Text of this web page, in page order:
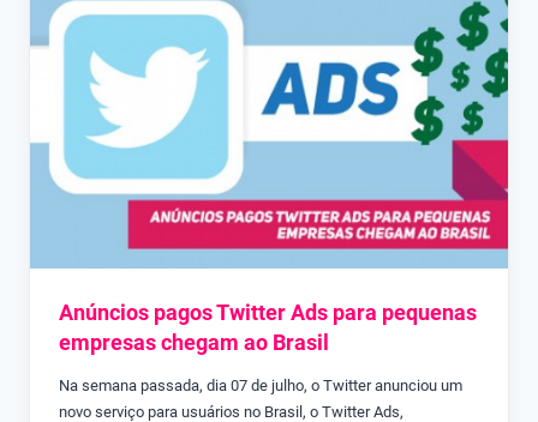
Anúncios pagos Twitter Ads para pequenas
empresas chegam ao Brasil
Na semana passada, dia 07 de julho, o Twitter anunciou um
novo serviço para usuários no Brasil, o Twitter Ads,